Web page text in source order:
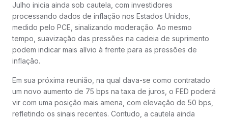
Julho inicia ainda sob cautela, com investidores
processando dados de inflação nos Estados Unidos,
medido pelo PCE, sinalizando moderação. Ao mesmo
tempo, suavização das pressões na cadeia de suprimento
podem indicar mais alívio à frente para as pressões de
inflação.
Em sua próxima reunião, na qual dava-se como contratado
um novo aumento de 75 bps na taxa de juros, o FED poderá
vir com uma posição mais amena, com elevação de 50 bps,
refletindo os sinais recentes. Contudo, a cautela ainda